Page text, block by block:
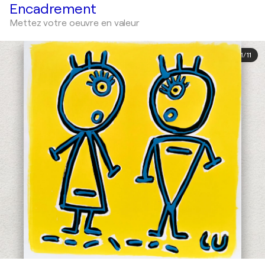
Encadrement
Mettez votre oeuvre en valeur
1/11